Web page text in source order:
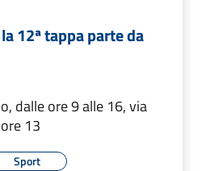
12ª tappa parte da
dalle ore 9 alle 16, via
13
Sport